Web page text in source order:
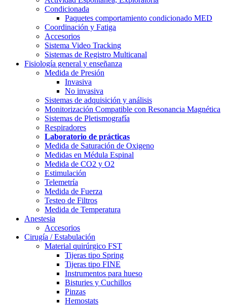
Condicionada
Paquetes comportamiento condicionado MED
Coordinación y Fatiga
Accesorios
Sistema Video Tracking
Sistemas de Registro Multicanal
Fisiología general y enseñanza
Medida de Presión
Invasiva
No invasiva
Sistemas de adquisición y análisis
Monitorización Compatible con Resonancia Magnética
Sistemas de Pletismografía
Respiradores
Laboratorio de prácticas
Medida de Saturación de Oxigeno
Medidas en Médula Espinal
Medida de CO2 y O2
Estimulación
Telemetría
Medida de Fuerza
Testeo de Filtros
Medida de Temperatura
Anestesia
Accesorios
Cirugía / Estabulación
Material quirúrgico FST
Tijeras tipo Spring
Tijeras tipo FINE
Instrumentos para hueso
Bisturies y Cuchillos
Pinzas
Hemostats